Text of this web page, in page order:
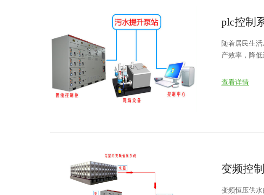
plc控制
随着居民生
产效率，降
查看详情
变频控
变频恒压供